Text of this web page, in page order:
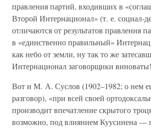
правления партий, входивших в
Второй Интернационал» (т. е. социал-
отличаются от результатов правления
в «единственно правильный»
как небо от земли, ну так то же
Интернационал заговорщики виноваты!
Вот и М. А. Суслов (1902–1982; о нем
разговор), «при всей своей
производит впечатление скрытого
возможно, под влиянием Куусинена —